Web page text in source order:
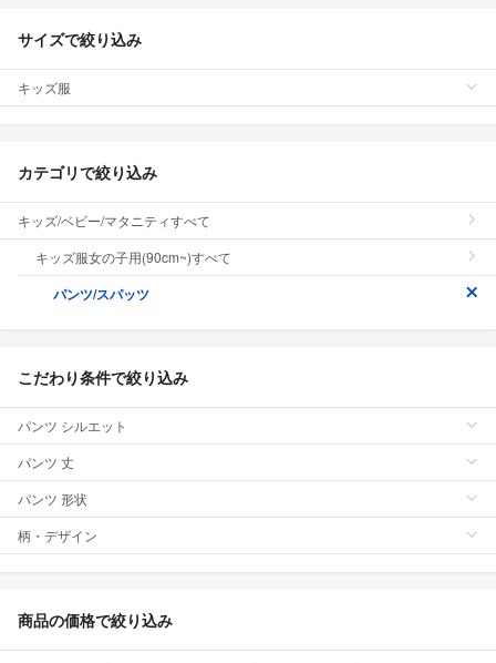
サイズで絞り込み
キッズ服
カテゴリで絞り込み
キッズ/ベビー/マタニティすべて
キッズ服女の子用(90cm~)すべて
パンツ/スパッツ
こだわり条件で絞り込み
パンツ シルエット
パンツ 丈
パンツ 形状
柄・デザイン
商品の価格で絞り込み